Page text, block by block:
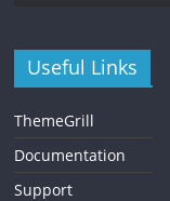
Useful Links
ThemeGrill
Documentation
Support